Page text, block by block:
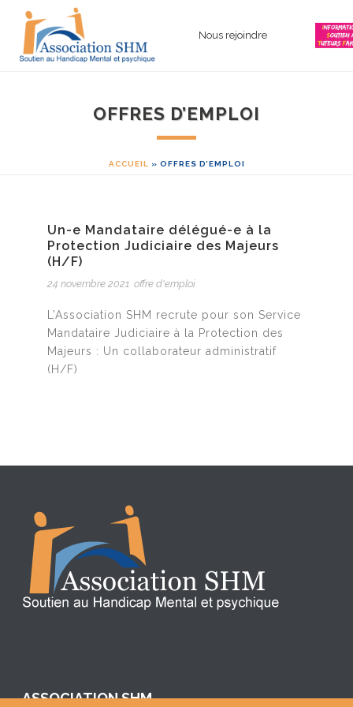
Nous rejoindre
OFFRES D’EMPLOI
ACCUEIL » OFFRES D’EMPLOI
Un-e Mandataire délégué-e à la
Protection Judiciaire des Majeurs
(H/F)
24 novembre 2021 offre d'emploi
L’Association SHM recrute pour son Service
Mandataire Judiciaire à la Protection des
Majeurs : Un collaborateur administratif
(H/F)
ASSOCIATION SHM